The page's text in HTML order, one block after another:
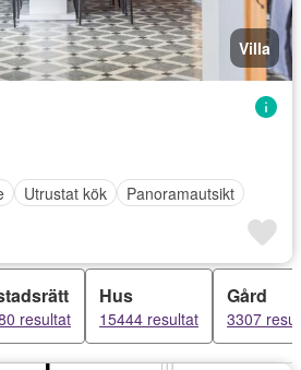
Villa
Utrustat kök Panoramautsikt
resultat
Hus
15444 resultat
Gård
3307